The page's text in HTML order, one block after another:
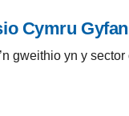
Cymru Gyfan
gweithio yn y